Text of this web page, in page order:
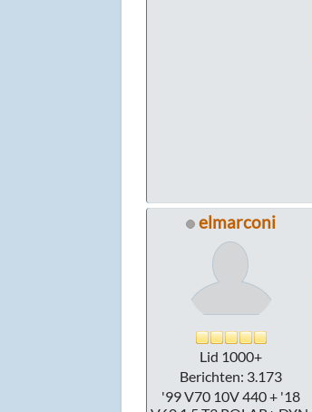
elmarconi
Lid 1000+
Berichten: 3.173
'99 V70 10V 440 + '18